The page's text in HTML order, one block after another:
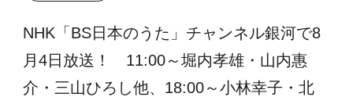
NHK「BS日本のうた」チャンネル銀河で8
月4日放送！ 11:00～堀内孝雄・山内惠
介・三山ひろし他、18:00～小林幸子・北